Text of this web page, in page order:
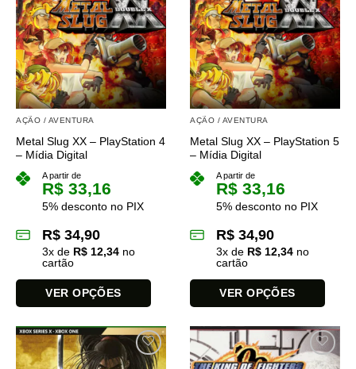
variantes.
As
opções
podem
ser
escolhidas
na
página
do
produto
AÇÃO / AVENTURA
Metal Slug XX – PlayStation 4
– Mídia Digital
A partir de
R$ 33,16
5% desconto no PIX
R$ 34,90
3x de R$ 12,34 no
cartão
VER OPÇÕES
produto
tem
várias
AÇÃO / AVENTURA
Metal Slug XX – PlayStation 5
– Mídia Digital
A partir de
R$ 33,16
5% desconto no PIX
R$ 34,90
3x de R$ 12,34 no
cartão
VER OPÇÕES
produto
tem
várias